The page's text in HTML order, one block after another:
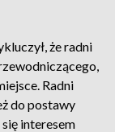
że radni
Radni
do postawy
interesem